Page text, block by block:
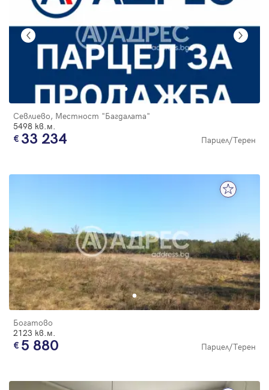
Севлиево, Местност "Багдалата"
5498 кв.м.
33 234 Парцел/Терен
Богатово
2123 кв.м.
5 880 Парцел/Терен